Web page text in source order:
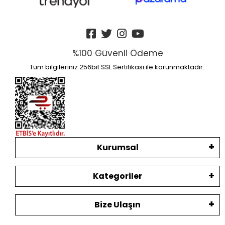
%100 Güvenli Ödeme
Tüm bilgileriniz 256bit SSL Sertifikası ile korunmaktadır.
Kurumsal
Kategoriler
Bize Ulaşın